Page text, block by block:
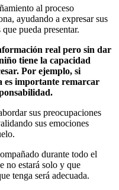
al proceso
ayudando a expresar sus
pueda presentar.
real pero sin dar
tiene la capacidad
Por ejemplo, si
es importante remarcar
sus preocupaciones
sus emociones
durante todo el
no estará solo y que
tenga será adecuada.